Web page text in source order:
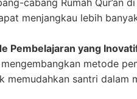
menjangkau lebih
Pembelajaran yang
metode
memudahkan santri dalam